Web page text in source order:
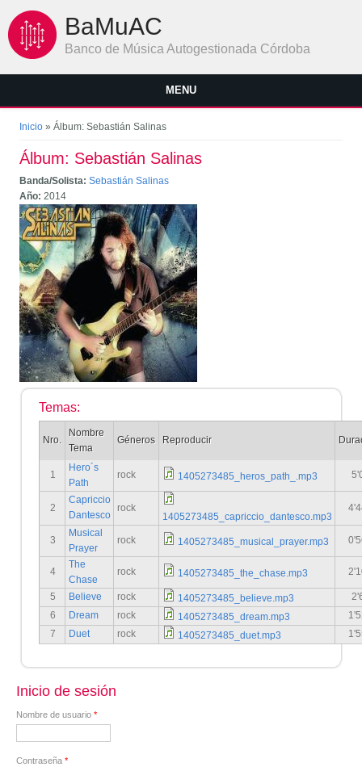
BaMuAC
Banco de Música Autogestionada Córdoba
MENU
Se encuentra usted aquí
Inicio » Álbum: Sebastián Salinas
Álbum: Sebastián Salinas
Banda/Solista:Sebastián Salinas
Año:2014
Temas:
Nro.
Nombre
Tema
Géneros Reproducir
1
Hero´s
Path
rock 1405273485_heros_path_.mp3
2
Capriccio
Dantesco
rock
1405273485_capriccio_dantesco.mp3
3
Musical
Prayer
rock 1405273485_musical_prayer.mp3
4
The
Chase
rock 1405273485_the_chase.mp3
5 Believe rock 1405273485_believe.mp3
6
Dream rock 1405273485_dream.mp3
7
Duet rock 1405273485_duet.mp3
Inicio de sesión
Nombre de usuario *
Contraseña *